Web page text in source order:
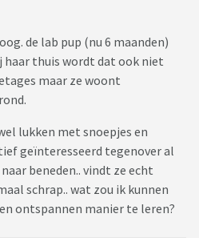
de lab pup (nu 6 maanden)
thuis wordt dat ook niet
maar ze woont
lukken met snoepjes en
geïnteresseerd tegenover al
beneden.. vindt ze echt
schrap.. wat zou ik kunnen
ontspannen manier te leren?